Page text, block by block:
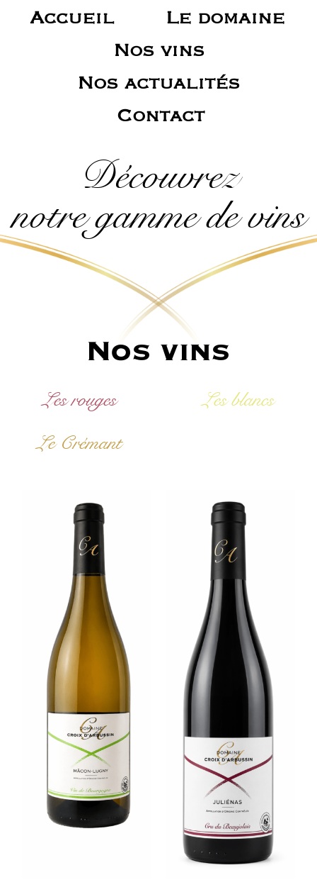
Accueil
Le domaine
Nos vins
Nos actualités
Contact
Découvrez
notre gamme de vins
Nos vins
Les rouges
Les blancs
Le Crémant